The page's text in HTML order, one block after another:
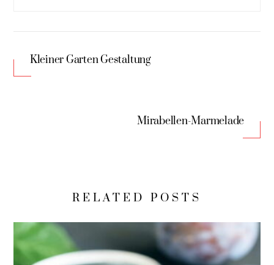
Kleiner Garten Gestaltung
Mirabellen-Marmelade
RELATED POSTS